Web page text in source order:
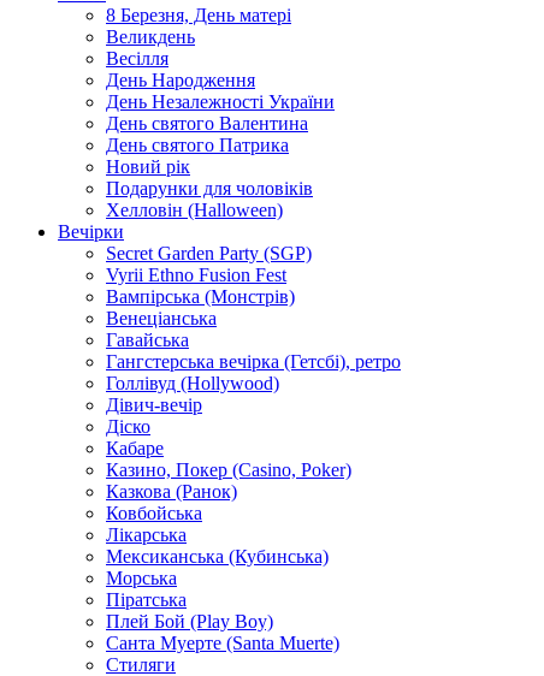
8 Березня, День матері
Великдень
Весілля
День Народження
День Незалежності України
День святого Валентина
День святого Патрика
Новий рік
Подарунки для чоловіків
Хелловін (Halloween)
Вечірки
Secret Garden Party (SGP)
Vyrii Ethno Fusion Fest
Вампірська (Монстрів)
Венеціанська
Гавайська
Гангстерська вечірка (Гетсбі), ретро
Голлівуд (Hollywood)
Дівич-вечір
Діско
Кабаре
Казино, Покер (Casino, Poker)
Казкова (Ранок)
Ковбойська
Лікарська
Мексиканська (Кубинська)
Морська
Піратська
Плей Бой (Play Boy)
Санта Муерте (Santa Muerte)
Стиляги